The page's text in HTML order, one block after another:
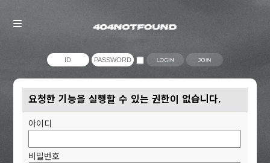
요청한 기능을 실행할 수 있는 권한이 없습니다.
아이디
비밀번호